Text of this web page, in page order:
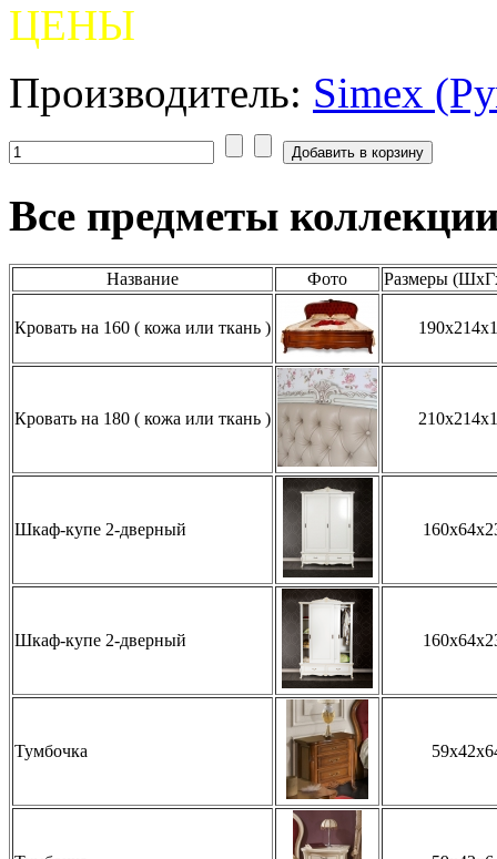
ЦЕНЫ
Производитель: Simex
Все предметы
Название Фото Размеры
Кровать на 160 ( кожа или ткань )
Кровать на 180 ( кожа или ткань )
Шкаф-купе 2-дверный
Шкаф-купе 2-дверный
Тумбочка